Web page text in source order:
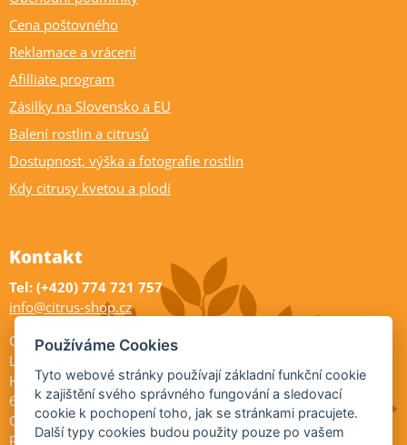
Cena poštovného
Reklamace a vrácení
Afilliate program
Zásilky na Slovensko a EU
Balení rostlin a citrusů
Dostupnost, výška a fotografie rostlin
Kdy citrusy kvetou a plodí
Kontakt
Tel: (+420) 774 721 757
info@citrus-shop.cz
Citrus shop zahradnictví
Legionářů 2
Hodonín
695 01
Otevřeno:
Po-Pá 9-17
Používáme Cookies
Tyto webové stránky používají základní funkční cookie
k zajištění svého správného fungování a sledovací
cookie k pochopení toho, jak se stránkami pracujete.
Další typy cookies budou použity pouze po vašem